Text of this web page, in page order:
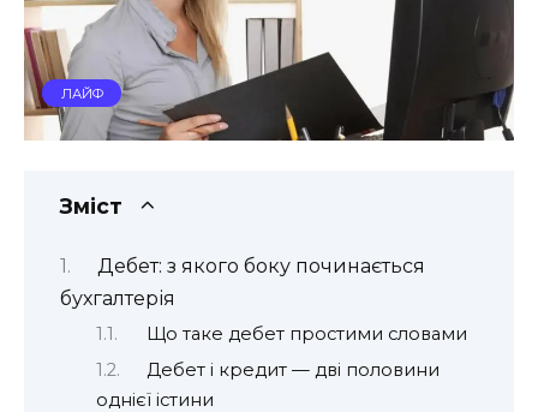
ЛАЙФ
Зміст
Дебет: з якого боку починається
бухгалтерія
Що таке дебет простими словами
Дебет і кредит — дві половини
однієї істини